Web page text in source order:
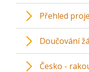
Přehled
Doučování
Česko -